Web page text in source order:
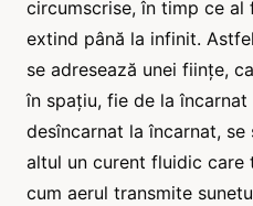
circumscrise, în timp ce al
extind până la infinit.
se adresează unei ființe,
în spațiu, fie de la
desîncarnat la încarnat,
altul un curent fluidic care
cum aerul transmite